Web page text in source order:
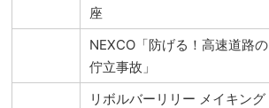
座
NEXCO「防げる！高速道路の
佇立事故」
リボルバーリリー メイキング